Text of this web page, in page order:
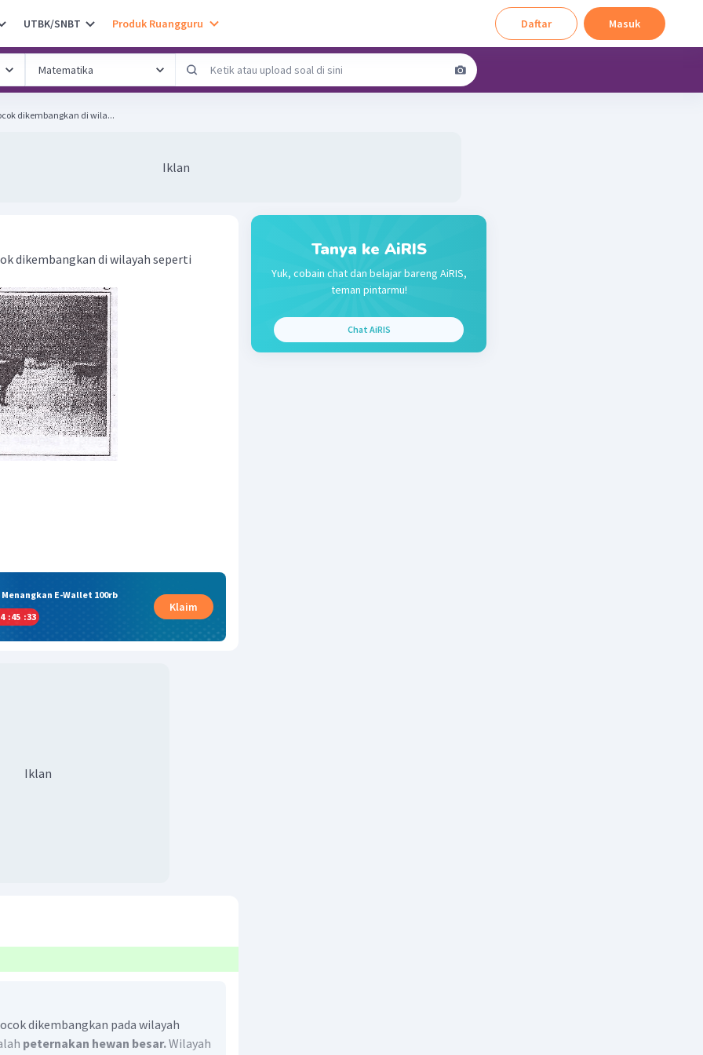
UTBK/SNBT Produk Ruangguru Daftar Masuk
dikembangkan di wila...
Iklan
dikembangkan di wilayah seperti
E-Wallet 100rb
:45 :33
Klaim
Iklan
dikembangkan pada wilayah
peternakan hewan besar.Wilayah
Tanya ke AiRIS
Yuk, cobain chat dan belajar bareng AiRIS,
teman pintarmu!
Chat AiRIS